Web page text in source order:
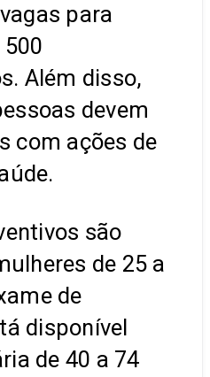
para
Além disso,
devem
com ações de
são
de 25 a
de
disponível
de 40 a 74